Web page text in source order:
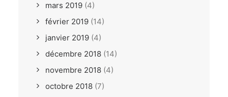
mars 2019 (4)
février 2019 (14)
janvier 2019 (4)
décembre 2018 (14)
novembre 2018 (4)
octobre 2018 (7)